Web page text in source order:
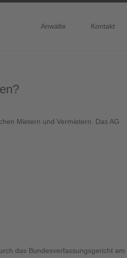
Anwälte Kontakt
Mietern und Vermietern. Das AG
das Bundesverfassungsgericht am